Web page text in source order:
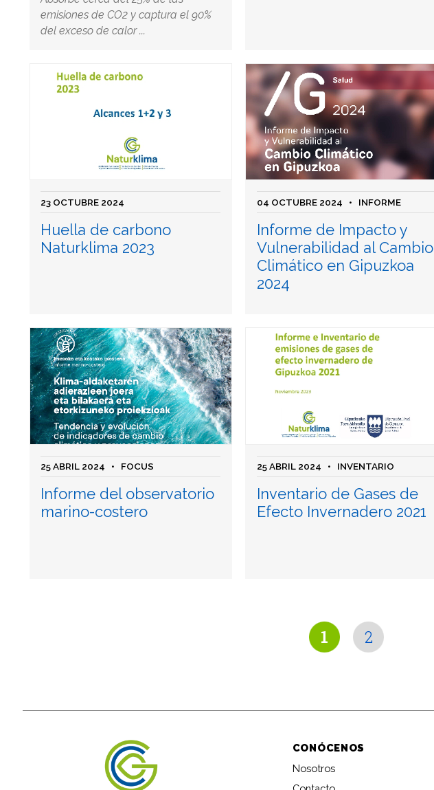
emisiones de CO2 y captura el 90%
del exceso de calor ...
23 OCTUBRE 2024
Huella de carbono
Naturklima 2023
04 OCTUBRE 2024 • INFORME
Informe de Impacto y
Vulnerabilidad al Cambio
Climático en Gipuzkoa
2024
25 ABRIL 2024 • FOCUS
Informe del observatorio
marino-costero
25 ABRIL 2024 • INVENTARIO
Inventario de Gases de
Efecto Invernadero 2021
1 2
CONÓCENOS
Nosotros